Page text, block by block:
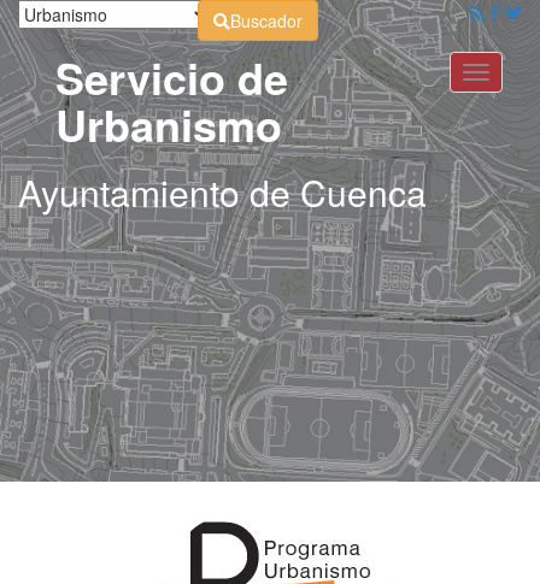
Buscador
Toggle
Servicio de
Urbanismo
Ayuntamiento de Cuenca